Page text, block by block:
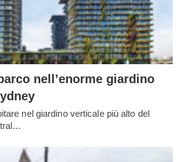
nell’enorme giardino
nel giardino verticale più alto del